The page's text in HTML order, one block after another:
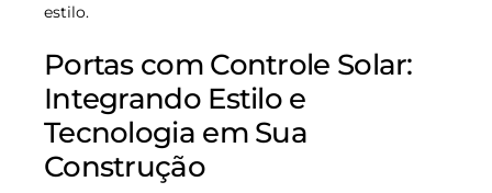
estilo.
Portas com Controle Solar:
Integrando Estilo e
Tecnologia em Sua
Construção